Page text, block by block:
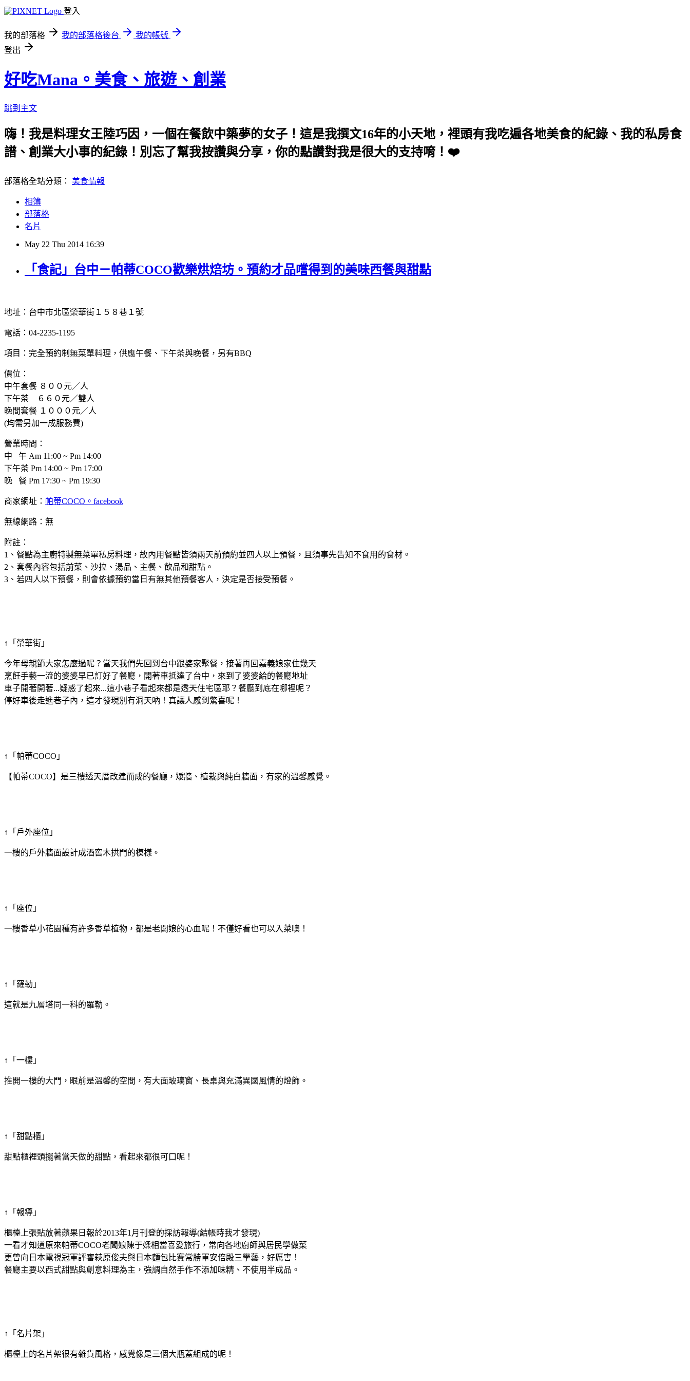
登入
我的部落格 我的部落格後台
我的帳號
登出
好吃Mana。美食、旅遊、創業
跳到主文
嗨！我是料理女王陸巧因，一個在餐飲中築夢的女子！這是我撰文16年的小天地，裡頭有我吃遍各地美食的紀錄、我的私房食
譜、創業大小事的紀錄！別忘了幫我按讚與分享，你的點讚對我是很大的支持唷！❤️
部落格全站分類： 美食情報
相簿
部落格
名片
May 22 Thu 2014 16:39
「食記」台中－帕蒂COCO歡樂烘焙坊。預約才品嚐得到的美味西餐與甜點
地址：台中市北區榮華街１５８巷１號
電話：04-2235-1195
項目：完全預約制無菜單料理，供應午餐、下午茶與晚餐，另有BBQ
價位：
中午套餐 ８００元／人
下午茶 ６６０元／雙人
晚間套餐 １０００元／人
(均需另加一成服務費)
營業時間：
中 午 Am 11:00 ~ Pm 14:00
下午茶 Pm 14:00 ~ Pm 17:00
晚 餐 Pm 17:30 ~ Pm 19:30
商家網址： 帕蒂COCO。facebook
無線網路：無
附註：
1、餐點為主廚特製無菜單私房料理，故內用餐點皆須兩天前預約並四人以上預餐，且須事先告知不食用的食材。
2、套餐內容包括前菜、沙拉、湯品、主餐、飲品和甜點。
3、若四人以下預餐，則會依據預約當日有無其他預餐客人，決定是否接受預餐。
↑「榮華街」
今年母親節大家怎麼過呢？當天我們先回到台中跟婆家聚餐，接著再回嘉義娘家住幾天
烹飪手藝一流的婆婆早已訂好了餐廳，開著車抵達了台中，來到了婆婆給的餐廳地址
車子開著開著...疑惑了起來...這小巷子看起來都是透天住宅區耶？餐廳到底在哪裡呢？
停好車後走進巷子內，這才發現別有洞天吶！真讓人感到驚喜呢！
↑「帕蒂COCO」
【帕蒂COCO】是三樓透天厝改建而成的餐廳，矮牆、植栽與純白牆面，有家的溫馨感覺。
↑「戶外座位」
一樓的戶外牆面設計成酒窖木拱門的模樣。
↑「座位」
一樓香草小花園種有許多香草植物，都是老闆娘的心血呢！不僅好看也可以入菜噢！
↑「羅勒」
這就是九層塔同一科的羅勒。
↑「一樓」
推開一樓的大門，眼前是溫馨的空間，有大面玻璃窗、長桌與充滿異國風情的燈飾。
↑「甜點櫃」
甜點櫃裡頭擺著當天做的甜點，看起來都很可口呢！
↑「報導」
櫃檯上張貼放著蘋果日報於2013年1月刊登的採訪報導(結帳時我才發現)
一看才知道原來帕蒂COCO老闆娘陳于媃相當喜愛旅行，常向各地廚師與居民學做菜
更曾向日本電視冠軍評審萩原俊夫與日本麵包比賽常勝軍安倍殿三學藝，好厲害！
餐廳主要以西式甜點與創意料理為主，強調自然手作不添加味精、不使用半成品。
↑「名片架」
櫃檯上的名片架很有雜貨風格，感覺像是三個大瓶蓋組成的呢！